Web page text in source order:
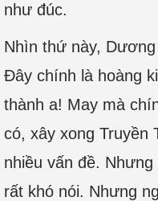
như đúc.
Nhìn thứ này,
Đây chính là hoàng
thành a! May mà
có, xây xong Truyền
nhiều vấn đề.
rất khó nói. Nhưng